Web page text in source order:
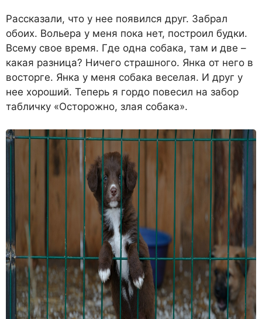
Рассказали, что у нее появил­ся друг. Забрал
обоих. Вольера у меня пока нет, построил буд­ки.
Всему свое время. Где одна собака, там и две –
какая раз­ница? Ничего страшного. Янка от него в
восторге. Янка у меня собака веселая. И друг у
нее хо­роший. Теперь я гордо повесил на забор
табличку «Осторожно, злая собака».